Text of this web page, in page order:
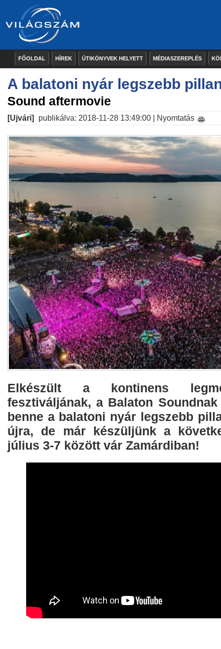
FŐOLDAL HÍREK ÚTIKÖNYVEK HELYETT MÉDIASZEREPLÉS
A balatoni nyár legszebb
Sound aftermovie
[Ujvári] publikálva: 2018-11-28 13:49:00 | Nyomtatás
Elkészült a kontinens
fesztiváljának, a Balaton
benne a balatoni nyár legszebb
újra, de már készüljünk a
július 3-7 között vár Zamárdiban!